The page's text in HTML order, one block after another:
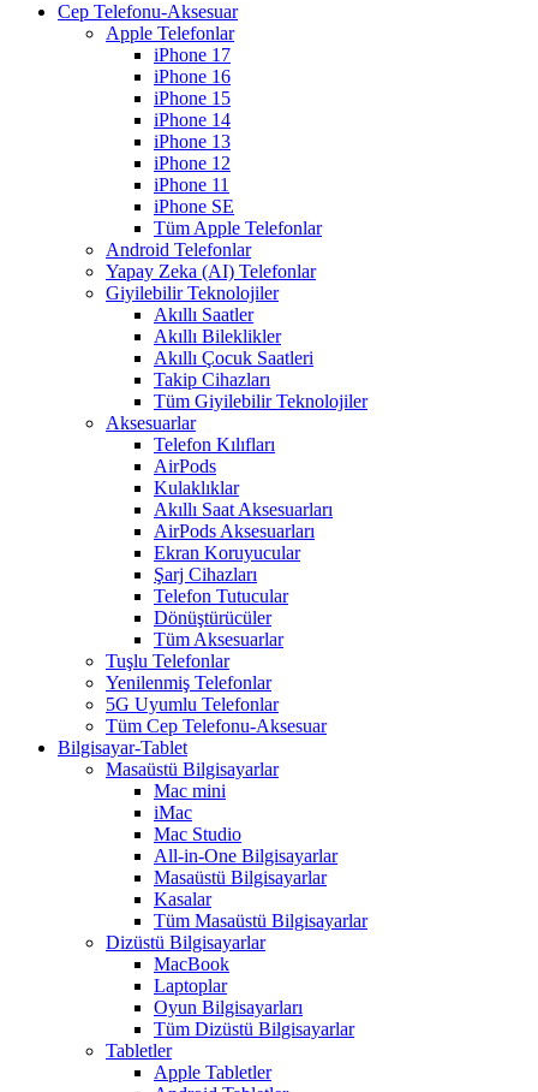
Cep Telefonu-Aksesuar
Apple Telefonlar
iPhone 17
iPhone 16
iPhone 15
iPhone 14
iPhone 13
iPhone 12
iPhone 11
iPhone SE
Tüm Apple Telefonlar
Android Telefonlar
Yapay Zeka (AI) Telefonlar
Giyilebilir Teknolojiler
Akıllı Saatler
Akıllı Bileklikler
Akıllı Çocuk Saatleri
Takip Cihazları
Tüm Giyilebilir Teknolojiler
Aksesuarlar
Telefon Kılıfları
AirPods
Kulaklıklar
Akıllı Saat Aksesuarları
AirPods Aksesuarları
Ekran Koruyucular
Şarj Cihazları
Telefon Tutucular
Dönüştürücüler
Tüm Aksesuarlar
Tuşlu Telefonlar
Yenilenmiş Telefonlar
5G Uyumlu Telefonlar
Tüm Cep Telefonu-Aksesuar
Bilgisayar-Tablet
Masaüstü Bilgisayarlar
Mac mini
iMac
Mac Studio
All-in-One Bilgisayarlar
Masaüstü Bilgisayarlar
Kasalar
Tüm Masaüstü Bilgisayarlar
Dizüstü Bilgisayarlar
MacBook
Laptoplar
Oyun Bilgisayarları
Tüm Dizüstü Bilgisayarlar
Tabletler
Apple Tabletler